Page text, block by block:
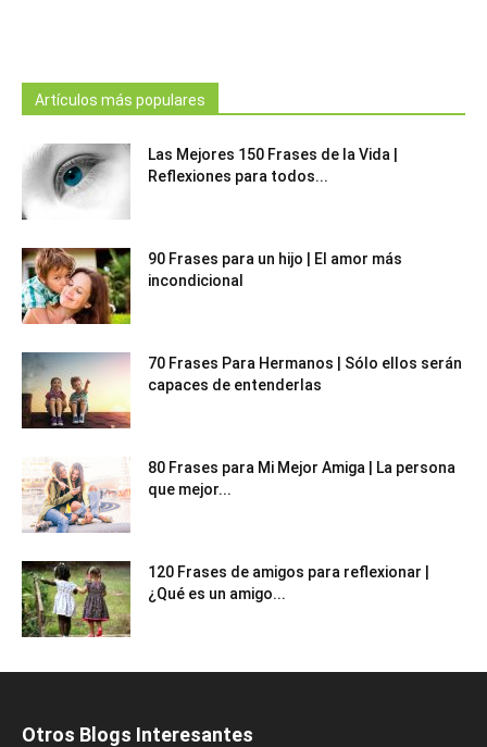
Artículos más populares
Las Mejores 150 Frases de la Vida |
Reflexiones para todos...
90 Frases para un hijo | El amor más
incondicional
70 Frases Para Hermanos | Sólo ellos serán
capaces de entenderlas
80 Frases para Mi Mejor Amiga | La persona
que mejor...
120 Frases de amigos para reflexionar |
¿Qué es un amigo...
Otros Blogs Interesantes